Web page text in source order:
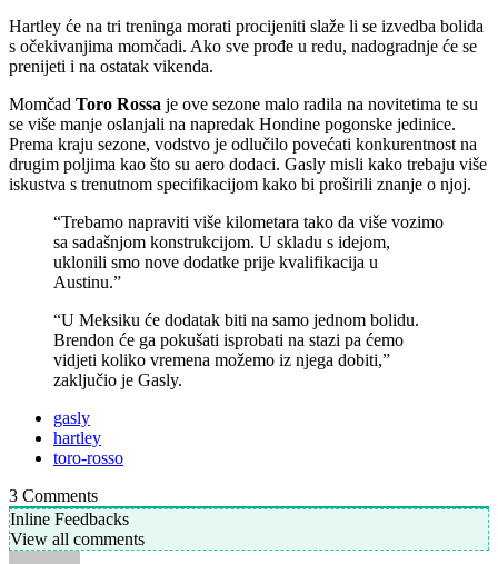
Hartley će na tri treninga morati procijeniti slaže li se izvedba bolida
s očekivanjima momčadi. Ako sve prođe u redu, nadogradnje će se
prenijeti i na ostatak vikenda.
Momčad Toro Rossa je ove sezone malo radila na novitetima te su
se više manje oslanjali na napredak Hondine pogonske jedinice.
Prema kraju sezone, vodstvo je odlučilo povećati konkurentnost na
drugim poljima kao što su aero dodaci. Gasly misli kako trebaju više
iskustva s trenutnom specifikacijom kako bi proširili znanje o njoj.
“Trebamo napraviti više kilometara tako da više vozimo
sa sadašnjom konstrukcijom. U skladu s idejom,
uklonili smo nove dodatke prije kvalifikacija u
Austinu.”
“U Meksiku će dodatak biti na samo jednom bolidu.
Brendon će ga pokušati isprobati na stazi pa ćemo
vidjeti koliko vremena možemo iz njega dobiti,”
zaključio je Gasly.
gasly
hartley
toro-rosso
3 Comments
Inline Feedbacks
View all comments